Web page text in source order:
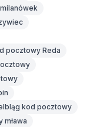
pocztowy Reda
kod pocztowy